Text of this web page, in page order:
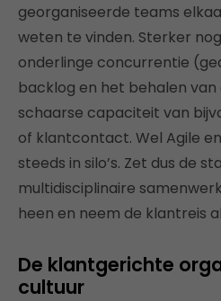
georganiseerde teams
weten te vinden. Sterker
onderlinge concurrentie
backlog en het behalen van
schaarse capaciteit van
of klantcontact. Wel Agile
steeds in silo’s. Zet dus de
multidisciplinaire
heen en neem de klantreis
De klantgerichte
cultuur